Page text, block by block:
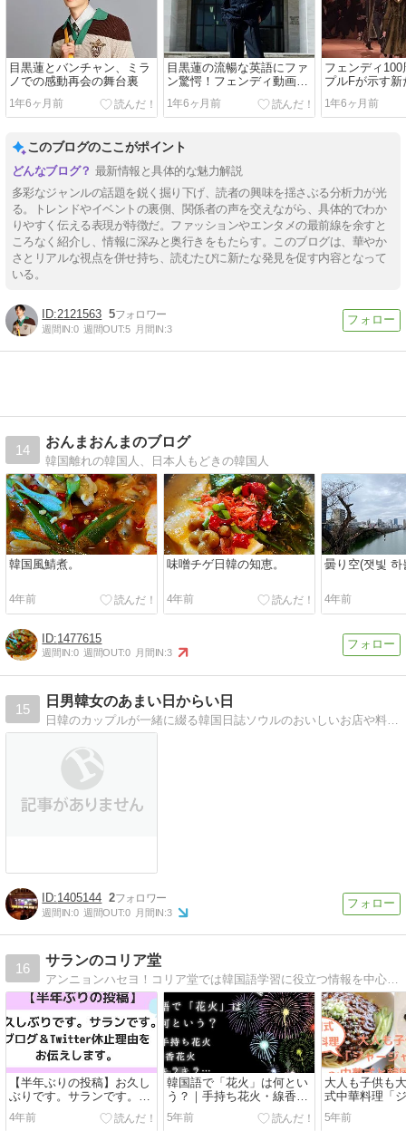
目黒蓮とバンチャン、ミラ
ノでの感動再会の舞台裏
1年6ヶ月前
目黒蓮の流暢な英語にファ
ン驚愕！フェンディ動画で
の魅力を解析
1年6ヶ月前
フェンディ
プルFが示す新
主義の幕開け
1年6ヶ月前
このブログのここがポイント
最新情報と具体的な魅力解説
多彩なジャンルの話題を鋭く掘り下げ、読者の興味を揺さぶる分析力が光
る。トレンドやイベントの裏側、関係者の声を交えながら、具体的でわか
りやすく伝える表現が特徴だ。ファッションやエンタメの最前線を余すと
ころなく紹介し、情報に深みと奥行きをもたらす。このブログは、華やか
さとリアルな視点を併せ持ち、読むたびに新たな発見を促す内容となって
いる。
2121563 5
週間IN:0 週間OUT:5 月間IN:3
14
おんまおんまのブログ
韓国離れの韓国人、日本人もどきの韓国人
韓国風鯖煮。
4年前
味噌チゲ日韓の知恵。
4年前
曇り空(잿빛 하
4年前
1477615
週間IN:0 週間OUT:0 月間IN:3
15
日男韓女のあまい日からい日
日韓のカップルが一緒に綴る韓国日誌ソウルのおいしいお店や料理紹介、使える韓国語講座のページも。
1405144 2
週間IN:0 週間OUT:0 月間IN:3
16
サランのコリア堂
アンニョンハセヨ！コリア堂では韓国語学習に役立つ情報を中心に料理やドラマ、文化、ファッション・メイクなど…韓国に関する情報をたくさん共有しています！今まで韓国に興味がなかった方も、コリア堂ブログを読むとハマっちゃうかも？！
【半年ぶりの投稿】お久し
ぶりです。サランです。ブ
ログ＆Twitter 休止理由をお
伝えします。
4年前
韓国語で「花火」は何とい
う？｜手持ち花火・線香花
火・キラキラ…関連単語
【全24個】もご紹介！
5年前
大人も子供も
式中華料理「
麺」のひみつ
国式の違いと
5年前